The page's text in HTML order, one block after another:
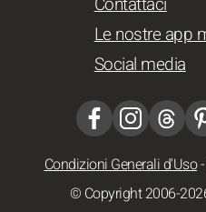
Le nostre app
Social media
Condizioni Generali d'Uso-
© Copyright 2006-